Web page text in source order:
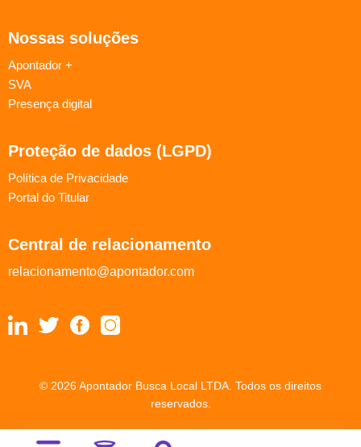
Nossas soluções
Apontador +
SVA
Presença digital
Proteção de dados (LGPD)
Política de Privacidade
Portal do Titular
Central de relacionamento
relacionamento@apontador.com
© 2026 Apontador Busca Local LTDA. Todos os direitos
reservados.